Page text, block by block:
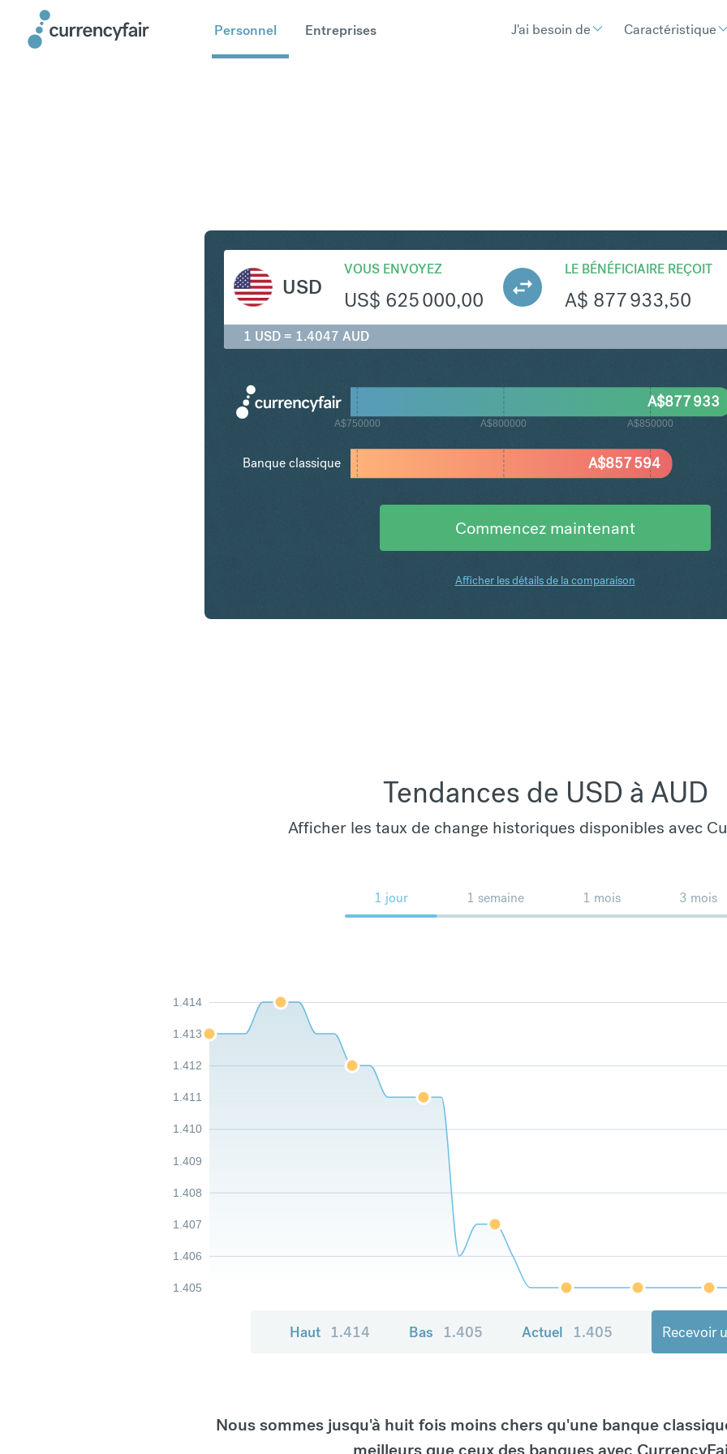
Personnel Entreprises J'ai besoin de Caractéristique
USD
VOUS ENVOYEZ
US$ 625 000,00
LE BÉNÉFICIAIRE REÇOIT
A$ 877 933,50
1 USD = 1.4047 AUD
A$750000 A$800000 A$850000
A$857 594
A$877 933
Banque classique
Commencez maintenant
Afficher les détails de la comparaison
Tendances de USD à AUD
Afficher les taux de change historiques disponibles avec
1 jour 1 semaine 1 mois 3 mois
1.405
1.406
1.407
1.408
1.409
1.410
1.411
1.412
1.413
1.414
Haut 1.414 Bas 1.405 Actuel 1.405 Recevoir
Nous sommes jusqu'à huit fois moins chers qu'une banque
meilleurs que ceux des banques avec